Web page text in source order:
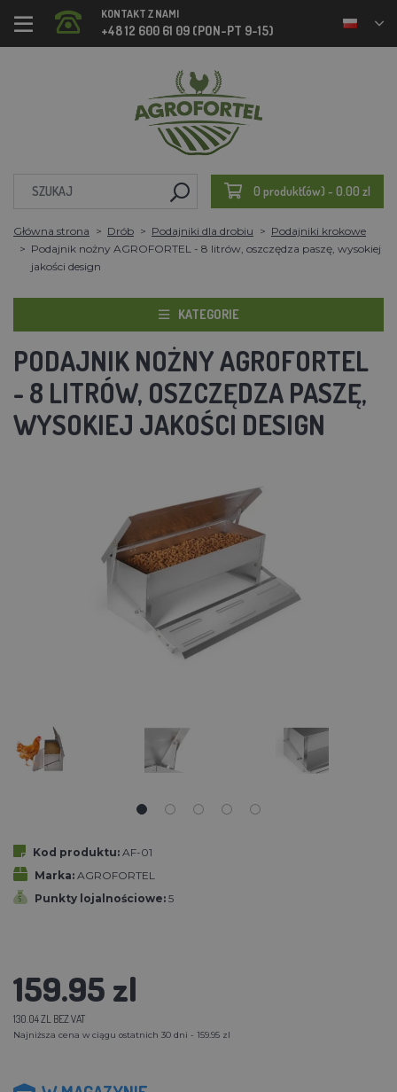
KONTAKT Z NAMI
+48 12 600 61 09 (PON-PT 9-15)
0 produkt(ów) - 0.00 zl
Główna strona Drób Podajniki dla drobiu
Podajniki krokowe
Podajnik nożny AGROFORTEL - 8 litrów, oszczędza paszę, wysokiej
jakości design
KATEGORIE
PODAJNIK NOŻNY AGROFORTEL
- 8 LITRÓW, OSZCZĘDZA PASZĘ,
WYSOKIEJ JAKOŚCI DESIGN
Kod produktu: AF-01
Marka: AGROFORTEL
Punkty lojalnościowe: 5
159.95 zl
130.04 ZL BEZ VAT
Najniższa cena w ciągu ostatnich 30 dni - 159.95 zl